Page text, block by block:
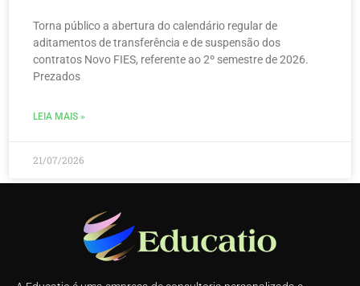
Torna público a abertura do calendário regular de
aditamentos de transferência e de suspensão dos
contratos Novo FIES, referente ao 2º semestre de 2026.
Prezados
LEIA MAIS »
21/07/2026